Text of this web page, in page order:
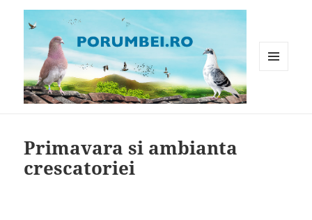
Primavara si ambianta
crescatoriei